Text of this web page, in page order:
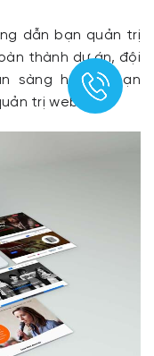
dẫn bạn quản trị
thành dự án, đội
sàng hỗ trợ bạn
trị website.